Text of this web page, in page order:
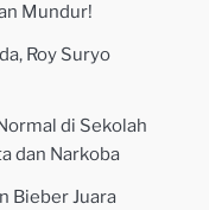
Mundur!
Roy Suryo
di Sekolah
dan Narkoba
Bieber Juara